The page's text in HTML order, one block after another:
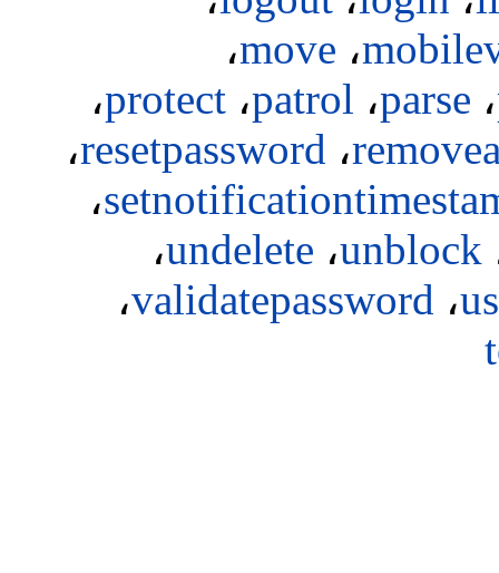
، move،
، parse، patrol، protect،
، resetpassword،
،
unblock، undelete،
، validatepassword،